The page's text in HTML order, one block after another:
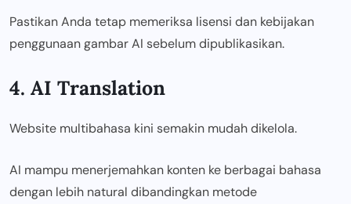
Pastikan Anda tetap memeriksa lisensi dan kebijakan
penggunaan gambar AI sebelum dipublikasikan.
4. AI Translation
Website multibahasa kini semakin mudah dikelola.
AI mampu menerjemahkan konten ke berbagai bahasa
dengan lebih natural dibandingkan metode